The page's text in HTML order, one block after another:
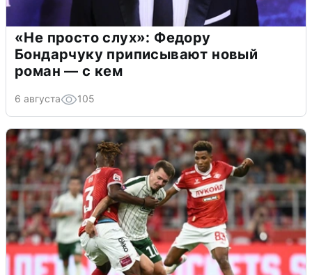
«Не просто слух»: Федору
Бондарчуку приписывают новый
роман — с кем
6 августа 105